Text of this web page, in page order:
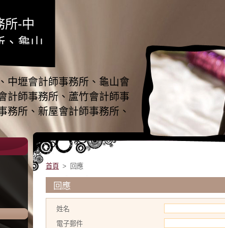
所-中
、龜山
德會
竹會計
會計師
計師事
師事務
事務
事務
務
事務
中壢會計師事務所、龜山會
計師事務所、蘆竹會計師事
務所、新屋會計師事務所、
大溪會計師事務所、龍潭會
計師事務所、觀音會計師事
務所、復興會計師事務所
首頁 > 回應
回應
姓名
電子郵件